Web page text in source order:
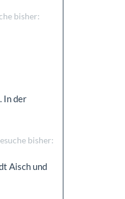
bisher:
In der
bisher:
Aisch und